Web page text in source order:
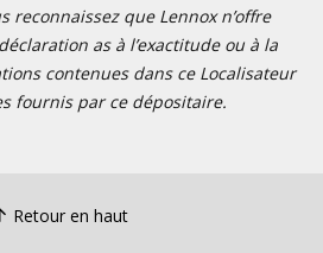
reconnaissez que Lennox n’offre
as à l’exactitude ou à la
contenues dans ce Localisateur
fournis par ce dépositaire.
Retour en haut